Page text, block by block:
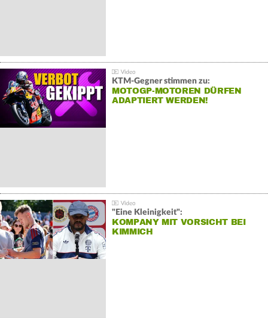
KTM-Gegner stimmen zu:
MOTOGP-MOTOREN DÜRFEN
ADAPTIERT WERDEN!
"Eine Kleinigkeit":
KOMPANY MIT VORSICHT BEI
KIMMICH